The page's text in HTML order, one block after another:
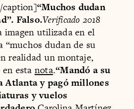
caption]“Muchos dudan
Falso.Verificado 2018
imagen utilizada en el
“muchos dudan de su
realidad un montaje,
esta nota.“Mandó a su
Atlanta y pagó millones
y vuelos